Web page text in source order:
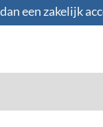
een zakelijk